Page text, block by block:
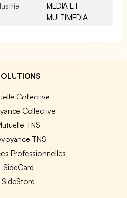
MEDIA ET
MULTIMEDIA
Collective
Collective
TNS
TNS
Professionnelles
SideCard
SideStore